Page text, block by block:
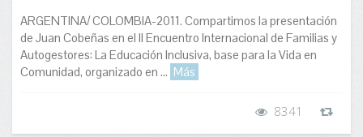
ARGENTINA/ COLOMBIA-2011. Compartimos la presentación
de Juan Cobeñas en el II Encuentro Internacional de Familias y
Autogestores: La Educación Inclusiva, base para la Vida en
Comunidad, organizado en ... Más
8341